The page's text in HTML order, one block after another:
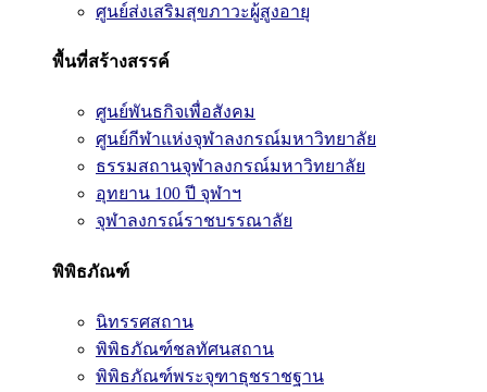
ศูนย์ส่งเสริมสุขภาวะผู้สูงอายุ
พื้นที่สร้างสรรค์
ศูนย์พันธกิจเพื่อสังคม
ศูนย์กีฬาแห่งจุฬาลงกรณ์มหาวิทยาลัย
ธรรมสถานจุฬาลงกรณ์มหาวิทยาลัย
อุทยาน 100 ปี จุฬาฯ
จุฬาลงกรณ์ราชบรรณาลัย
พิพิธภัณฑ์
นิทรรศสถาน
พิพิธภัณฑ์ชลทัศนสถาน
พิพิธภัณฑ์พระจุฑาธุชราชฐาน